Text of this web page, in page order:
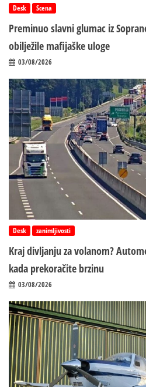
Desk Scena
Preminuo slavni glumac iz
obilježile mafijaške uloge
03/08/2026
Desk zanimljivosti
Kraj divljanju za volanom?
kada prekoračite brzinu
03/08/2026